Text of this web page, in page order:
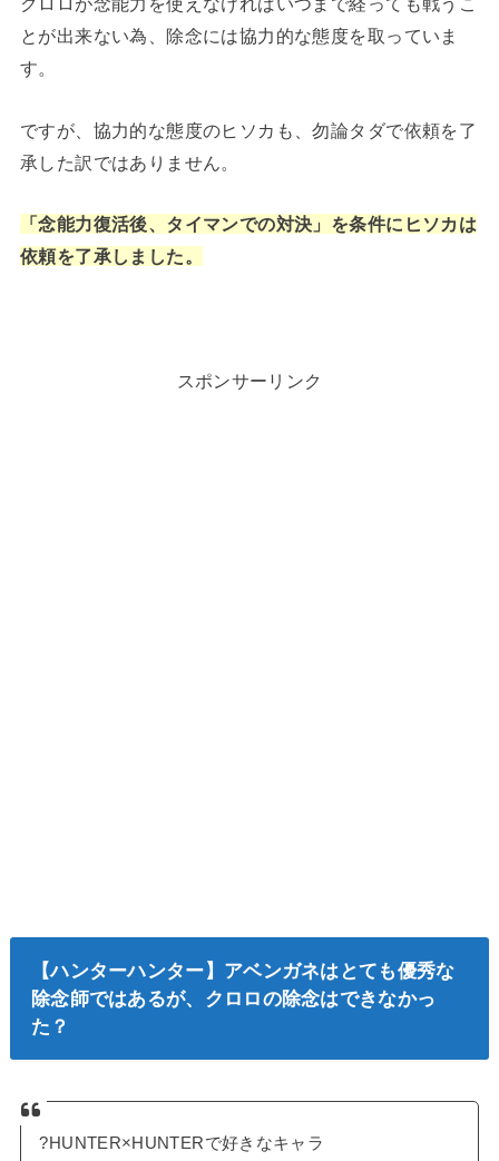
とが出来ない為、除念には協力的な態度を取っていま
す。
ですが、協力的な態度のヒソカも、勿論タダで依頼を了
承した訳ではありません。
「念能力復活後、タイマンでの対決」を条件にヒソカは
依頼を了承しました。
スポンサーリンク
【ハンターハンター】アベンガネはとても優秀な
除念師ではあるが、クロロの除念はできなかっ
た？
?HUNTER×HUNTERで好きなキャラ